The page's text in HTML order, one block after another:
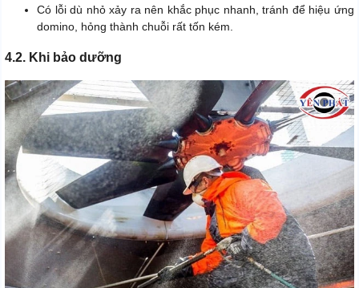
Có lỗi dù nhỏ xảy ra nên khắc phục nhanh, tránh để hiệu ứng
domino, hỏng thành chuỗi rất tốn kém.
4.2. Khi bảo dưỡng